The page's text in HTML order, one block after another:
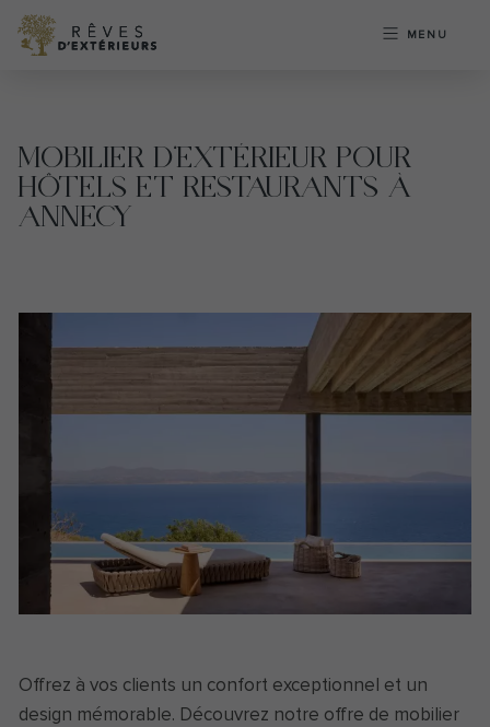
MENU
MOBILIER D’EXTÉRIEUR POUR
HÔTELS ET RESTAURANTS À
ANNECY
Offrez à vos clients un confort exceptionnel et un
design mémorable. Découvrez notre offre de mobilier